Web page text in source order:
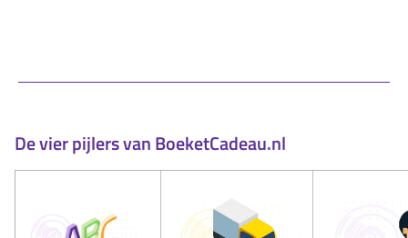
De vier pijlers van BoeketCadeau.nl